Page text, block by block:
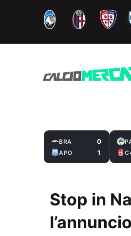
contenuto
BRA 0
APO 1
Stop in